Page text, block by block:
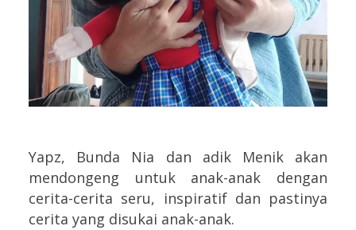
Yapz, Bunda Nia dan adik Menik akan
mendongeng untuk anak-anak dengan
cerita-cerita seru, inspiratif dan pastinya
cerita yang disukai anak-anak.